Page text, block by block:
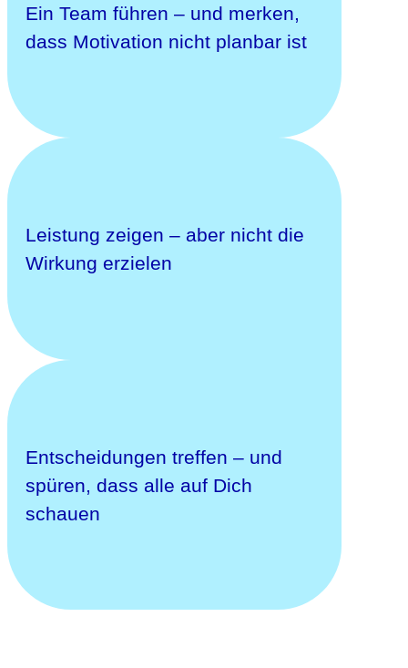
Ein Team führen – und merken,
dass Motivation nicht planbar ist
Leistung zeigen – aber nicht die
Wirkung erzielen
Entscheidungen treffen – und
spüren, dass alle auf Dich
schauen